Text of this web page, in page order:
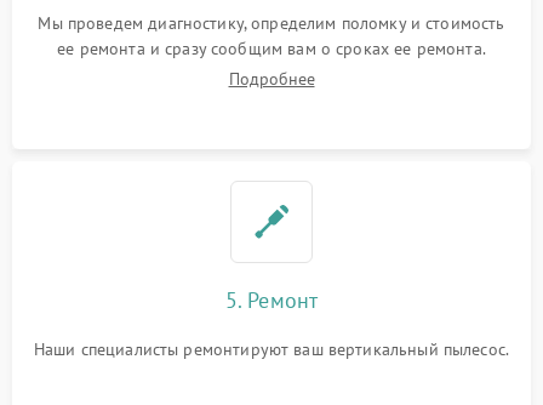
Мы проведем диагностику, определим поломку и стоимость
ее ремонта и сразу сообщим вам о сроках ее ремонта.
Подробнее
5. Ремонт
Наши специалисты ремонтируют ваш вертикальный пылесос.